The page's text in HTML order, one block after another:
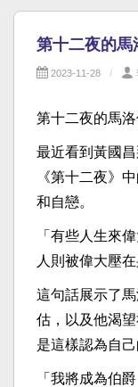
第十二夜的馬
2023-11-28
第十二夜的馬
最近看到黃國
《第十二夜》
和自戀。
「有些人生來
人則被偉大壓在
這句話展示了
估，以及他渴
是這樣認為自己
「我將成為伯